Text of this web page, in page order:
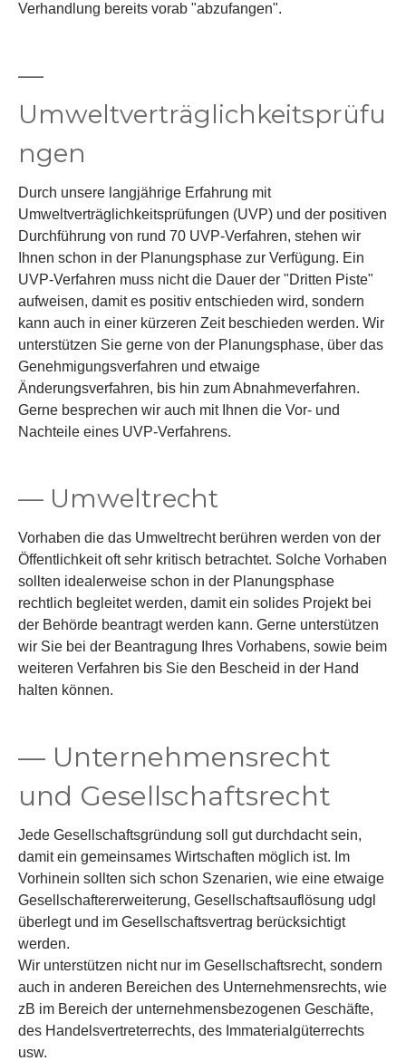
Verhandlung bereits vorab "abzufangen".
—
Umweltverträglichkeitsprüfu
ngen
Durch unsere langjährige Erfahrung mit
Umweltverträglichkeitsprüfungen (UVP) und der positiven
Durchführung von rund 70 UVP-Verfahren, stehen wir
Ihnen schon in der Planungsphase zur Verfügung. Ein
UVP-Verfahren muss nicht die Dauer der "Dritten Piste"
aufweisen, damit es positiv entschieden wird, sondern
kann auch in einer kürzeren Zeit beschieden werden. Wir
unterstützen Sie gerne von der Planungsphase, über das
Genehmigungsverfahren und etwaige
Änderungsverfahren, bis hin zum Abnahmeverfahren.
Gerne besprechen wir auch mit Ihnen die Vor- und
Nachteile eines UVP-Verfahrens.
— Umweltrecht
Vorhaben die das Umweltrecht berühren werden von der
Öffentlichkeit oft sehr kritisch betrachtet. Solche Vorhaben
sollten idealerweise schon in der Planungsphase
rechtlich begleitet werden, damit ein solides Projekt bei
der Behörde beantragt werden kann. Gerne unterstützen
wir Sie bei der Beantragung Ihres Vorhabens, sowie beim
weiteren Verfahren bis Sie den Bescheid in der Hand
halten können.
— Unternehmensrecht
und Gesellschaftsrecht
Jede Gesellschaftsgründung soll gut durchdacht sein,
damit ein gemeinsames Wirtschaften möglich ist. Im
Vorhinein sollten sich schon Szenarien, wie eine etwaige
Gesellschaftererweiterung, Gesellschaftsauflösung udgl
überlegt und im Gesellschaftsvertrag berücksichtigt
werden.
Wir unterstützen nicht nur im Gesellschaftsrecht, sondern
auch in anderen Bereichen des Unternehmensrechts, wie
zB im Bereich der unternehmensbezogenen Geschäfte,
des Handelsvertreterrechts, des Immaterialgüterrechts
usw.